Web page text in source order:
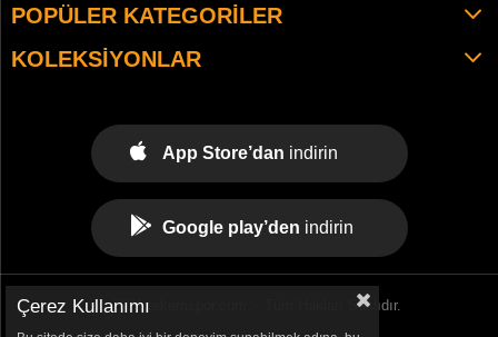
POPÜLER KATEGORILER
KOLEKSIYONLAR
App Store’dan indirin
Google play’den indirin
© 2021 tekemspor.com. - Tüm Hakları Saklıdır.
Çerez Kullanımı